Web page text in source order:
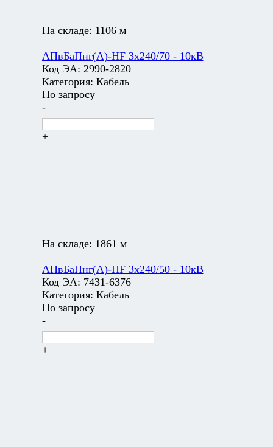
На складе: 1106 м
АПвБаПнг(А)-HF 3х240/70 - 10кВ
Код ЭА: 2990-2820
Категория: Кабель
По запросу
-
+
На складе: 1861 м
АПвБаПнг(А)-HF 3х240/50 - 10кВ
Код ЭА: 7431-6376
Категория: Кабель
По запросу
-
+